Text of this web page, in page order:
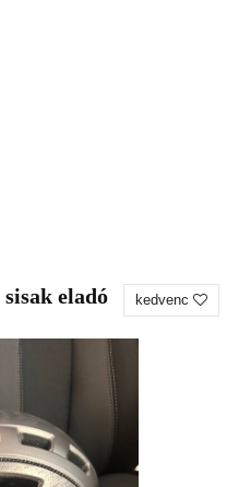
eladó kedvenc